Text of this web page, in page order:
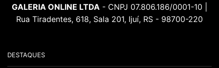
GALERIA ONLINE LTDA - CNPJ 07.806.186/0001-10 |
Rua Tiradentes, 618, Sala 201, Ijuí, RS - 98700-220
DESTAQUES